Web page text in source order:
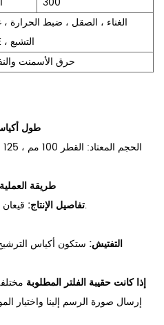
الغناء ، الصقل ، ضبط الحرارة
PTFE ، التشبع
حرق الأسمنت
طول
طريقة
تفاصيل الإنتاج:قيعان مزدوجة وتقوية لمقاومة التآكل.
التفتيش: ستكون أكياس الترشيح
إذا كانت حقيبة الفلتر المطلوبة
إرسال صورة الرسم إلينا واختيار